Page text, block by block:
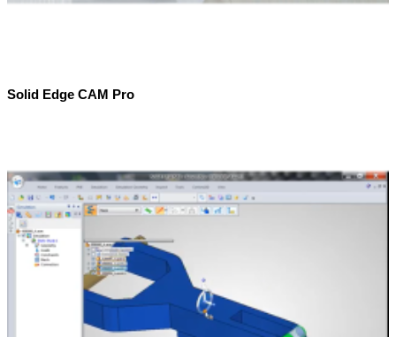
Solid Edge CAM Pro